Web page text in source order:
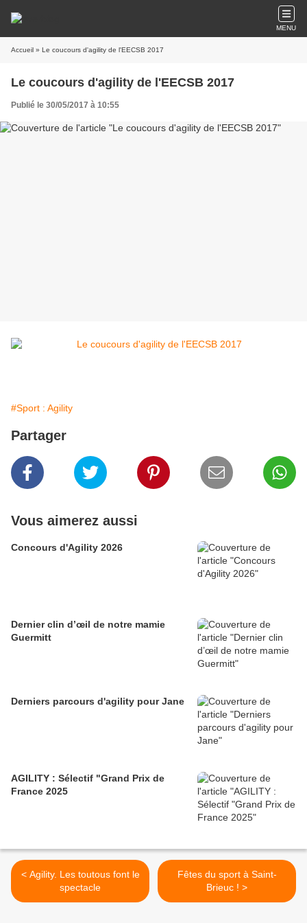
MENU
Accueil » Le coucours d'agility de l'EECSB 2017
Le coucours d'agility de l'EECSB 2017
Publié le 30/05/2017 à 10:55
#Sport : Agility
Partager
Vous aimerez aussi
Concours d'Agility 2026
Dernier clin d’œil de notre mamie
Guermitt
Derniers parcours d'agility pour Jane
AGILITY : Sélectif "Grand Prix de
France 2025
< Agility. Les toutous font le
spectacle
Fêtes du sport à Saint-
Brieuc ! >